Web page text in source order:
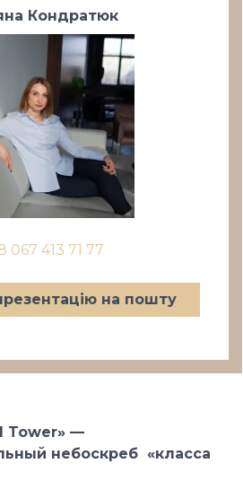
Кондратюк
067 413 71 77
на пошту
Tower» —
небоскреб «класса